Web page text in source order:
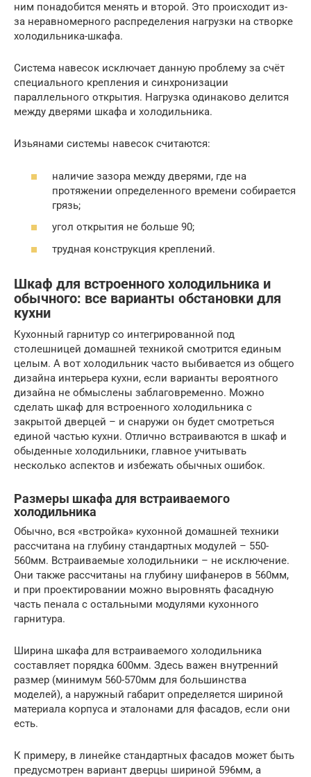
ним понадобится менять и второй. Это происходит из-
за неравномерного распределения нагрузки на створке
холодильника-шкафа.
Система навесок исключает данную проблему за счёт
специального крепления и синхронизации
параллельного открытия. Нагрузка одинаково делится
между дверями шкафа и холодильника.
Изьянами системы навесок считаются:
наличие зазора между дверями, где на
протяжении определенного времени собирается
грязь;
угол открытия не больше 90;
трудная конструкция креплений.
Шкаф для встроенного холодильника и
обычного: все варианты обстановки для
кухни
Кухонный гарнитур со интегрированной под
столешницей домашней техникой смотрится единым
целым. А вот холодильник часто выбивается из общего
дизайна интерьера кухни, если варианты вероятного
дизайна не обмыслены заблаговременно. Можно
сделать шкаф для встроенного холодильника с
закрытой дверцей – и снаружи он будет смотреться
единой частью кухни. Отлично встраиваются в шкаф и
обыденные холодильники, главное учитывать
несколько аспектов и избежать обычных ошибок.
Размеры шкафа для встраиваемого
холодильника
Обычно, вся «встройка» кухонной домашней техники
рассчитана на глубину стандартных модулей – 550-
560мм. Встраиваемые холодильники – не исключение.
Они также рассчитаны на глубину шифанеров в 560мм,
и при проектировании можно выровнять фасадную
часть пенала с остальными модулями кухонного
гарнитура.
Ширина шкафа для встраиваемого холодильника
составляет порядка 600мм. Здесь важен внутренний
размер (минимум 560-570мм для большинства
моделей), а наружный габарит определяется шириной
материала корпуса и эталонами для фасадов, если они
есть.
К примеру, в линейке стандартных фасадов может быть
предусмотрен вариант дверцы шириной 596мм, а